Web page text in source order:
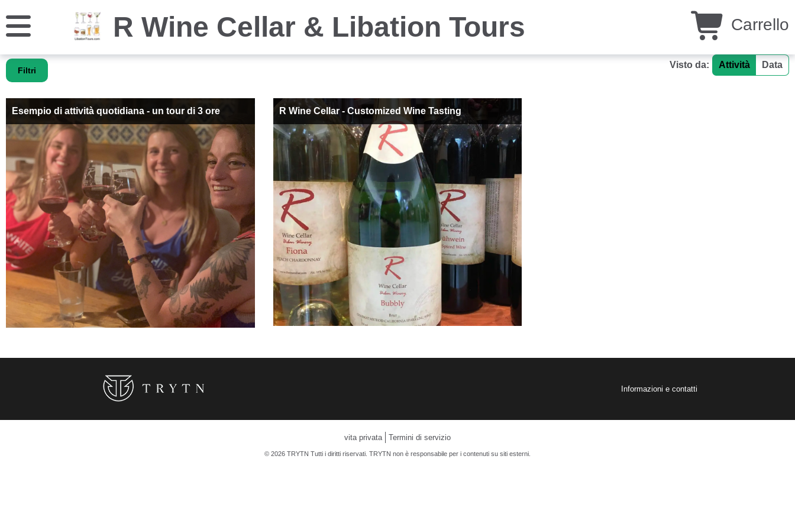
R Wine Cellar & Libation Tours Carrello
Filtri
Visto da: Attività Data
Esempio di attività quotidiana - un tour di 3 ore R Wine Cellar - Customized Wine Tasting
Informazioni e contatti
vita privata Termini di servizio
© 2026 TRYTN Tutti i diritti riservati. TRYTN non è responsabile per i contenuti su siti esterni.